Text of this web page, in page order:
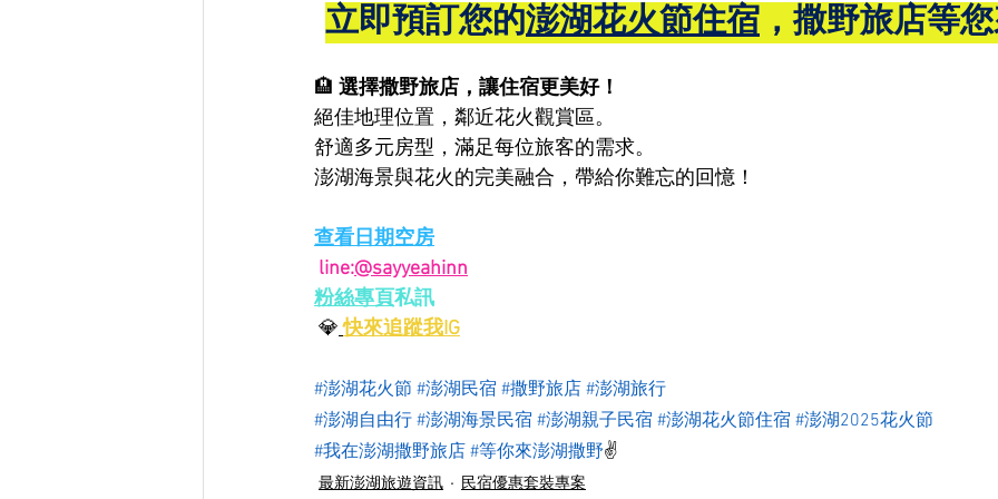
立即預訂您的澎湖花火節住宿 ，撒野旅店等
🏨 選擇撒野旅店，讓住宿更美好！
絕佳地理位置，鄰近花火觀賞區。
舒適多元房型，滿足每位旅客的需求。
澎湖海景與花火的完美融合，帶給你難忘的回憶！
查看日期空房
line:@sayyeahinn
粉絲專頁私訊
💎 快來追蹤我IG
#澎湖花火節 #澎湖民宿 #撒野旅店 #澎湖旅行
#澎湖自由行 #澎湖海景民宿 #澎湖親子民宿 #澎湖花火節住宿 #澎湖2025花火節
#我在澎湖撒野旅店 #等你來澎湖撒野✌️
最新澎湖旅遊資訊 民宿優惠套裝專案